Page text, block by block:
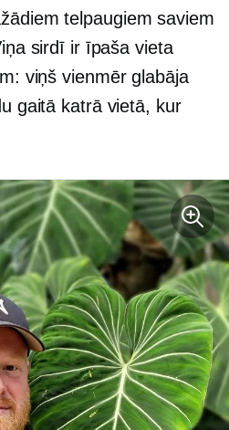
telpaugiem saviem
sirdī ir īpaša vieta
viņš vienmēr glabāja
gaitā katrā vietā, kur